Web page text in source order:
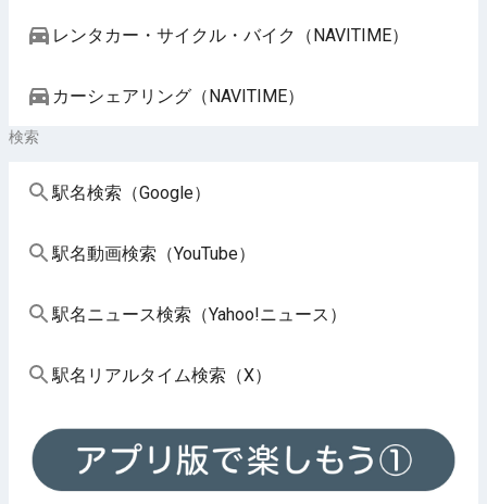
レンタカー・サイクル・バイク（NAVITIME）
カーシェアリング（NAVITIME）
検索
駅名検索（Google）
駅名動画検索（YouTube）
駅名ニュース検索（Yahoo!ニュース）
駅名リアルタイム検索（X）